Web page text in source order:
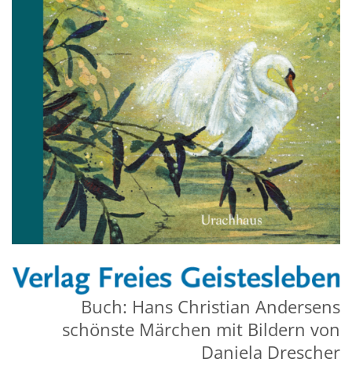
Buch: Hans Christian Andersens
schönste Märchen mit Bildern von
Daniela Drescher